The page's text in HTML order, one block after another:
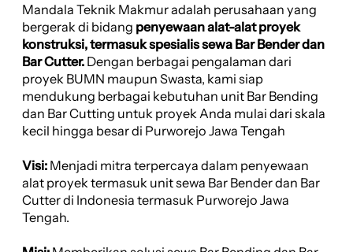
Mandala Teknik Makmur adalah perusahaan yang
bergerak di bidang penyewaan alat-alat proyek
konstruksi, termasuk spesialis sewa Bar Bender dan
Bar Cutter. Dengan berbagai pengalaman dari
proyek BUMN maupun Swasta, kami siap
mendukung berbagai kebutuhan unit Bar Bending
dan Bar Cutting untuk proyek Anda mulai dari skala
kecil hingga besar di Purworejo Jawa Tengah
Visi: Menjadi mitra terpercaya dalam penyewaan
alat proyek termasuk unit sewa Bar Bender dan Bar
Cutter di Indonesia termasuk Purworejo Jawa
Tengah.